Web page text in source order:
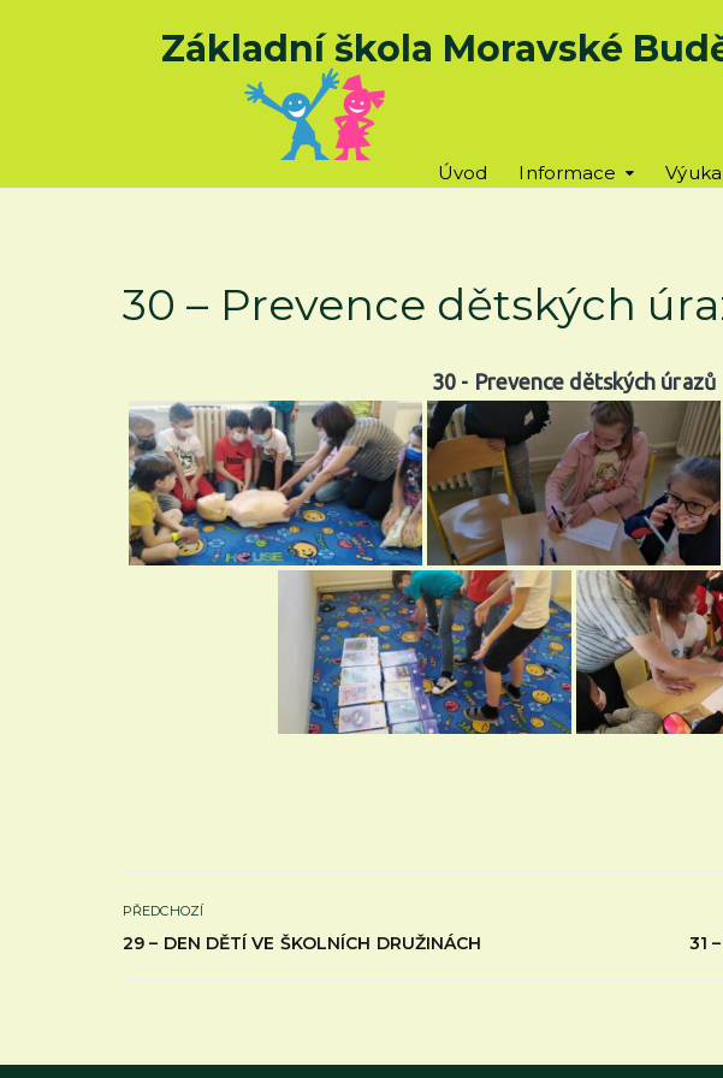
Základní škola Moravské
Úvod Informace Výuka
30 – Prevence dětských
30 - Prevence dětských úrazů
PŘEDCHOZÍ
29 – DEN DĚTÍ VE ŠKOLNÍCH DRUŽINÁCH 31